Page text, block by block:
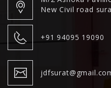
New Civil road
+91 94095 19090